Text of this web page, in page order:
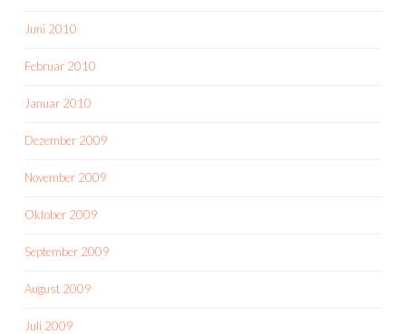
Juni 2010
Februar 2010
Januar 2010
Dezember 2009
November 2009
Oktober 2009
September 2009
August 2009
Juli 2009